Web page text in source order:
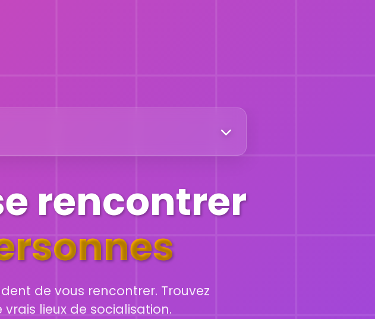
rencontrer
de vous rencontrer. Trouvez
lieux de socialisation.